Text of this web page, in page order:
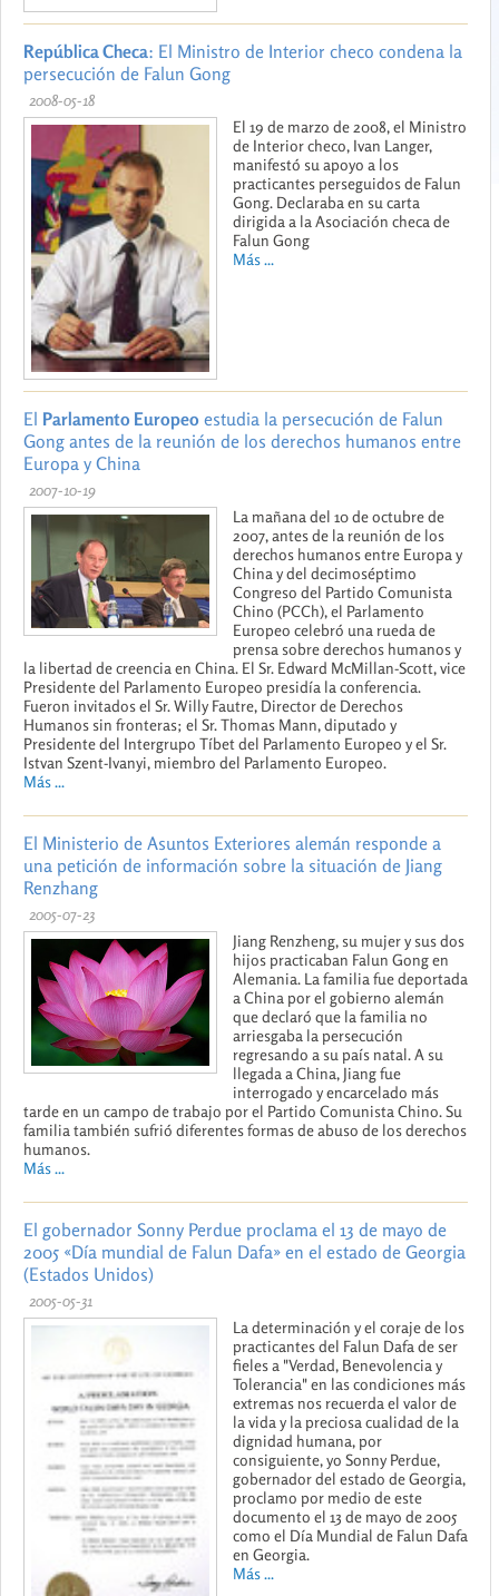
República Checa: El Ministro de Interior checo condena la
persecución de Falun Gong
2008-05-18
El 19 de marzo de 2008, el Ministro
de Interior checo, Ivan Langer,
manifestó su apoyo a los
practicantes perseguidos de Falun
Gong. Declaraba en su carta
dirigida a la Asociación checa de
Falun Gong
Más ...
El Parlamento Europeo estudia la persecución de Falun
Gong antes de la reunión de los derechos humanos entre
Europa y China
2007-10-19
La mañana del 10 de octubre de
2007, antes de la reunión de los
derechos humanos entre Europa y
China y del decimoséptimo
Congreso del Partido Comunista
Chino (PCCh), el Parlamento
Europeo celebró una rueda de
prensa sobre derechos humanos y
la libertad de creencia en China. El Sr. Edward McMillan-Scott, vice
Presidente del Parlamento Europeo presidía la conferencia.
Fueron invitados el Sr. Willy Fautre, Director de Derechos
Humanos sin fronteras; el Sr. Thomas Mann, diputado y
Presidente del Intergrupo Tíbet del Parlamento Europeo y el Sr.
Istvan Szent-Ivanyi, miembro del Parlamento Europeo.
Más ...
El Ministerio de Asuntos Exteriores alemán responde a
una petición de información sobre la situación de Jiang
Renzhang
2005-07-23
Jiang Renzheng, su mujer y sus dos
hijos practicaban Falun Gong en
Alemania. La familia fue deportada
a China por el gobierno alemán
que declaró que la familia no
arriesgaba la persecución
regresando a su país natal. A su
llegada a China, Jiang fue
interrogado y encarcelado más
tarde en un campo de trabajo por el Partido Comunista Chino. Su
familia también sufrió diferentes formas de abuso de los derechos
humanos.
Más ...
El gobernador Sonny Perdue proclama el 13 de mayo de
2005 «Día mundial de Falun Dafa» en el estado de Georgia
(Estados Unidos)
2005-05-31
La determinación y el coraje de los
practicantes del Falun Dafa de ser
fieles a "Verdad, Benevolencia y
Tolerancia" en las condiciones más
extremas nos recuerda el valor de
la vida y la preciosa cualidad de la
dignidad humana, por
consiguiente, yo Sonny Perdue,
gobernador del estado de Georgia,
proclamo por medio de este
documento el 13 de mayo de 2005
como el Día Mundial de Falun Dafa
en Georgia.
Más ...